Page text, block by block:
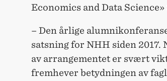
Economics and Data
– Den årlige
satsning for NHH siden 2017.
av arrangementet er svært
fremhever betydningen av